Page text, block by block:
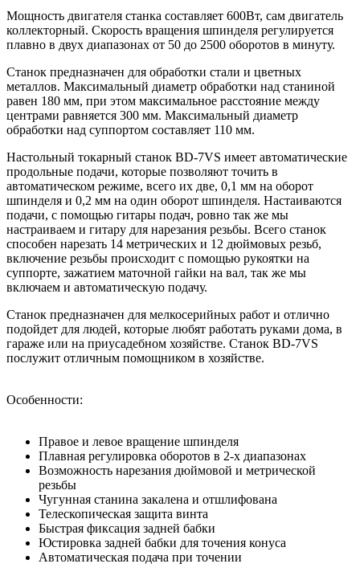
Мощность двигателя станка составляет 600Вт, сам двигатель
коллекторный. Скорость вращения шпинделя регулируется
плавно в двух диапазонах от 50 до 2500 оборотов в минуту.
Станок предназначен для обработки стали и цветных
металлов. Максимальный диаметр обработки над станиной
равен 180 мм, при этом максимальное расстояние между
центрами равняется 300 мм. Максимальный диаметр
обработки над суппортом составляет 110 мм.
Настольный токарный станок BD-7VS имеет автоматические
продольные подачи, которые позволяют точить в
автоматическом режиме, всего их две, 0,1 мм на оборот
шпинделя и 0,2 мм на один оборот шпинделя. Настаиваются
подачи, с помощью гитары подач, ровно так же мы
настраиваем и гитару для нарезания резьбы. Всего станок
способен нарезать 14 метрических и 12 дюймовых резьб,
включение резьбы происходит с помощью рукоятки на
суппорте, зажатием маточной гайки на вал, так же мы
включаем и автоматическую подачу.
Станок предназначен для мелкосерийных работ и отлично
подойдет для людей, которые любят работать руками дома, в
гараже или на приусадебном хозяйстве. Станок BD-7VS
послужит отличным помощником в хозяйстве.
Особенности:
Правое и левое вращение шпинделя
Плавная регулировка оборотов в 2-х диапазонах
Возможность нарезания дюймовой и метрической
резьбы
Чугунная станина закалена и отшлифована
Телескопическая защита винта
Быстрая фиксация задней бабки
Юстировка задней бабки для точения конуса
Автоматическая подача при точении